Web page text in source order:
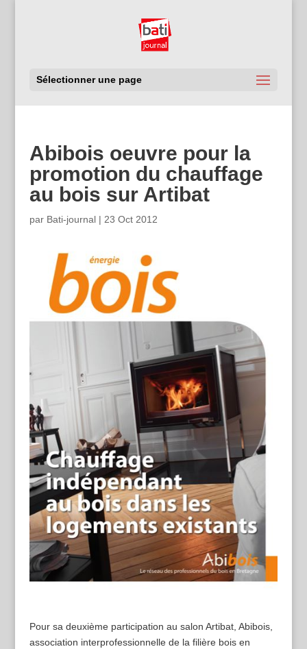
Sélectionner une page
Abibois oeuvre pour la
promotion du chauffage
au bois sur Artibat
par Bati-journal| 23 Oct 2012
Pour sa deuxième participation au salon Artibat, Abibois,
association interprofessionnelle de la filière bois en